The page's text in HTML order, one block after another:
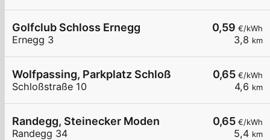
0,59 €/kWh
3,8 km
Golfclub Schloss Ernegg
Ernegg 3
0,65 €/kWh
4,6 km
Wolfpassing, Parkplatz Schloß
Schloßstraße 10
0,65 €/kWh
5,4 km
Randegg, Steinecker Moden
Randegg 34